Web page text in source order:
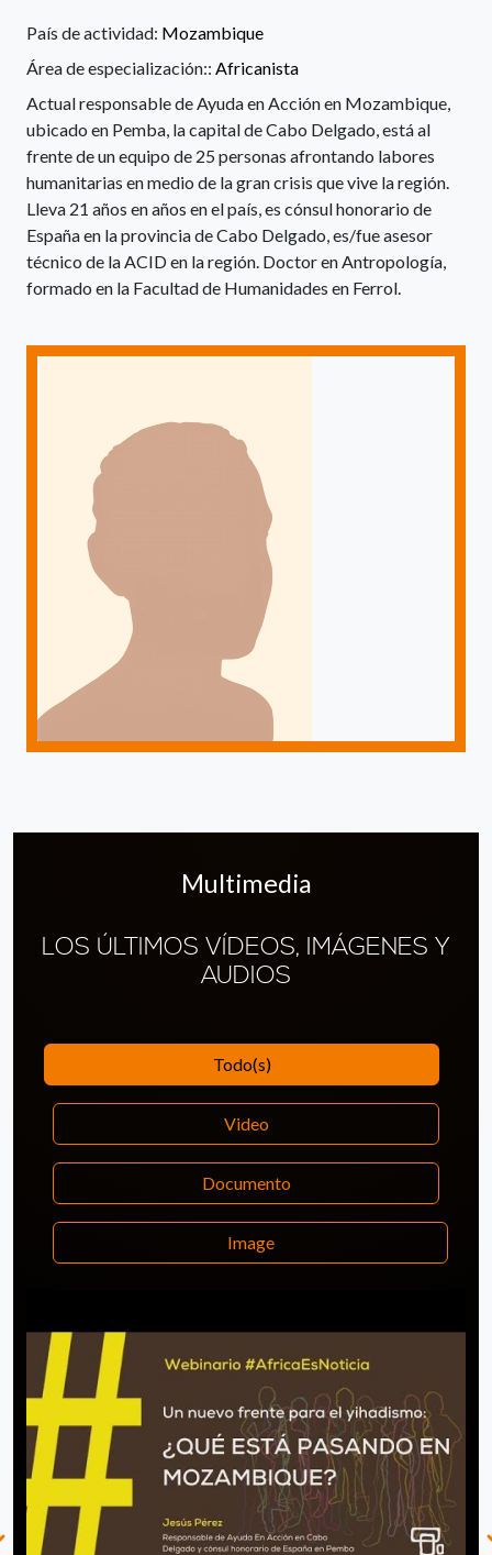
País de actividad: Mozambique
Área de especialización:: Africanista
Actual responsable de Ayuda en Acción en Mozambique,
ubicado en Pemba, la capital de Cabo Delgado, está al
frente de un equipo de 25 personas afrontando labores
humanitarias en medio de la gran crisis que vive la región.
Lleva 21 años en años en el país, es cónsul honorario de
España en la provincia de Cabo Delgado, es/fue asesor
técnico de la ACID en la región. Doctor en Antropología,
formado en la Facultad de Humanidades en Ferrol.
Multimedia
LOS ÚLTIMOS VÍDEOS, IMÁGENES Y
AUDIOS
Todo(s)
Video
Documento
Image